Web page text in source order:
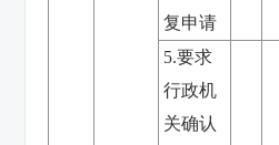
复申请
5.要求
行政机
关确认